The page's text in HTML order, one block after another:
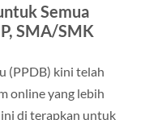
Semua
SMA/SMK
(PPDB) kini telah
online yang lebih
di terapkan untuk